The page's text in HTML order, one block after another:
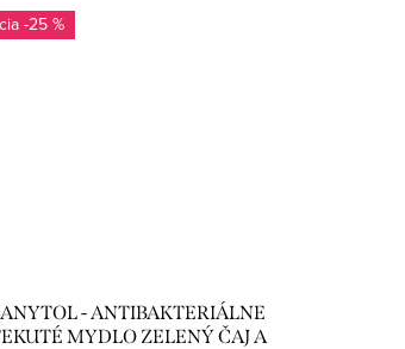
-25 %
- ANTIBAKTERIÁLNE
MYDLO ZELENÝ ČAJ A